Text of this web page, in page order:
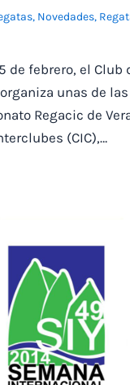
, Novedades,
de febrero, el Club
unas de
Regacic de
(CIC),…